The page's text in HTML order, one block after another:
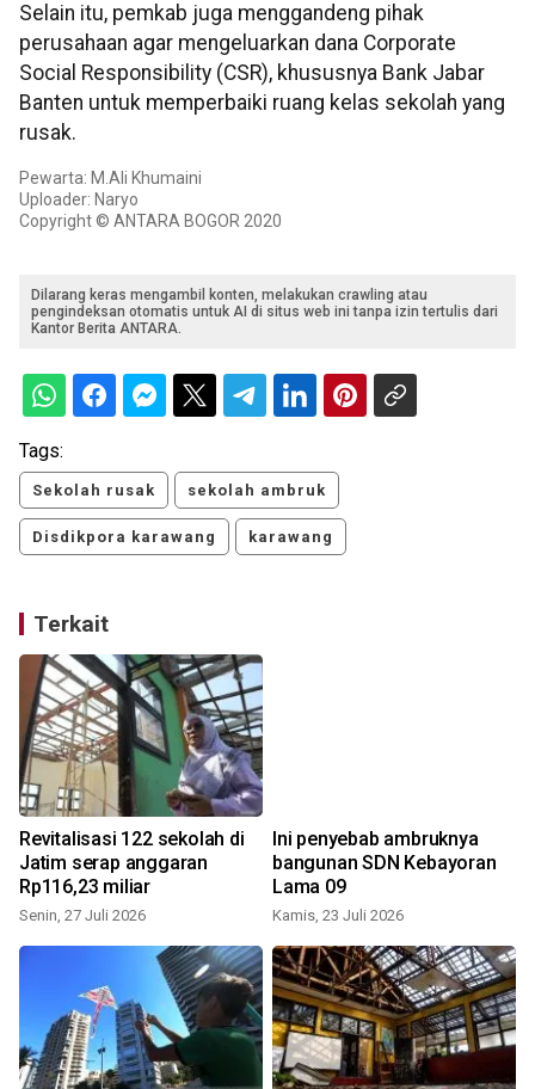
Selain itu, pemkab juga menggandeng pihak
perusahaan agar mengeluarkan dana Corporate
Social Responsibility (CSR), khususnya Bank Jabar
Banten untuk memperbaiki ruang kelas sekolah yang
rusak.
Pewarta: M.Ali Khumaini
Uploader: Naryo
Copyright © ANTARA BOGOR 2020
Dilarang keras mengambil konten, melakukan crawling atau
pengindeksan otomatis untuk AI di situs web ini tanpa izin tertulis dari
Kantor Berita ANTARA.
Tags:
Sekolah rusak sekolah ambruk
Disdikpora karawang karawang
Terkait
Revitalisasi 122 sekolah di
Jatim serap anggaran
Rp116,23 miliar
Senin, 27 Juli 2026
Ini penyebab ambruknya
bangunan SDN Kebayoran
Lama 09
Kamis, 23 Juli 2026